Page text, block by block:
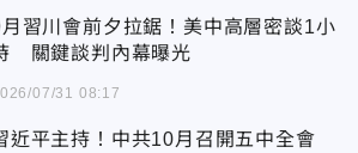
習川會前夕拉鋸！美中高層密談1小
關鍵談判內幕曝光
07/31 08:17
近平主持！中共10月召開五中全會